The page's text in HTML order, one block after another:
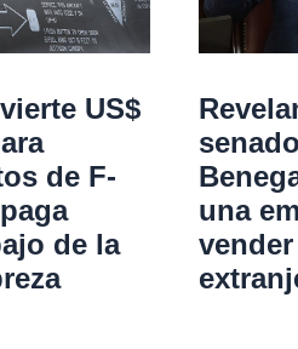
US$
de F-
de la
una